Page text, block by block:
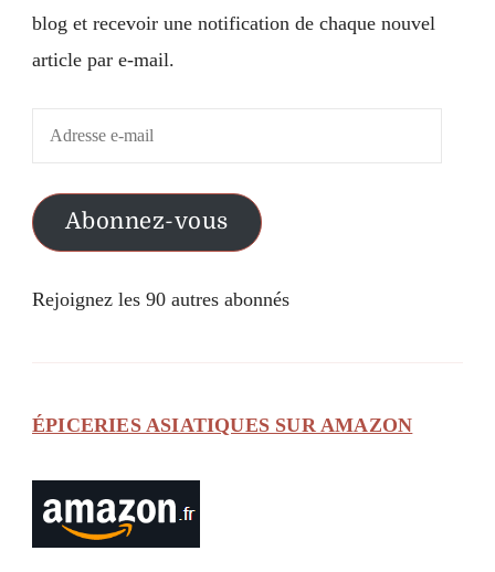
blog et recevoir une notification de chaque nouvel
article par e-mail.
Adresse
mail
Abonnez-vous
Rejoignez les 90 autres abonnés
ÉPICERIES ASIATIQUES SUR AMAZON